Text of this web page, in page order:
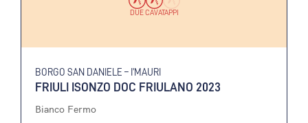
DUE CAVATAPPI
BORGO SAN DANIELE – I’MAURI
FRIULI ISONZO DOC FRIULANO 2023
Bianco Fermo